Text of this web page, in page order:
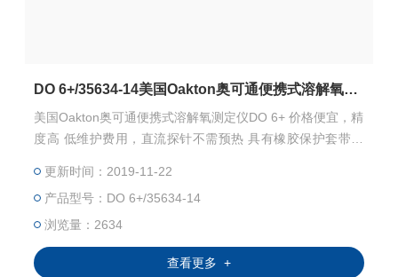
DO 6+/35634-14美国Oakton奥可通便携式溶解氧测定仪DO 6+
美国Oakton奥可通便携式溶解氧测定仪DO 6+ 价格便宜，精
度高 低维护费用，直流探针不需预热 具有橡胶保护套带支
更新时间：2019-11-22
产品型号：DO 6+/35634-14
浏览量：2634
查看更多 +